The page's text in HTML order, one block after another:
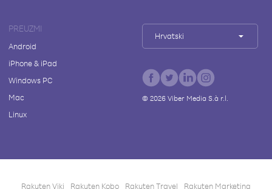
PREUZMI
Android
iPhone & iPad
Windows PC
Mac
Linux
Hrvatski
© 2026Viber Media S.à r.l.
Rakuten Viki Rakuten Kobo Rakuten Travel Rakuten Marketing